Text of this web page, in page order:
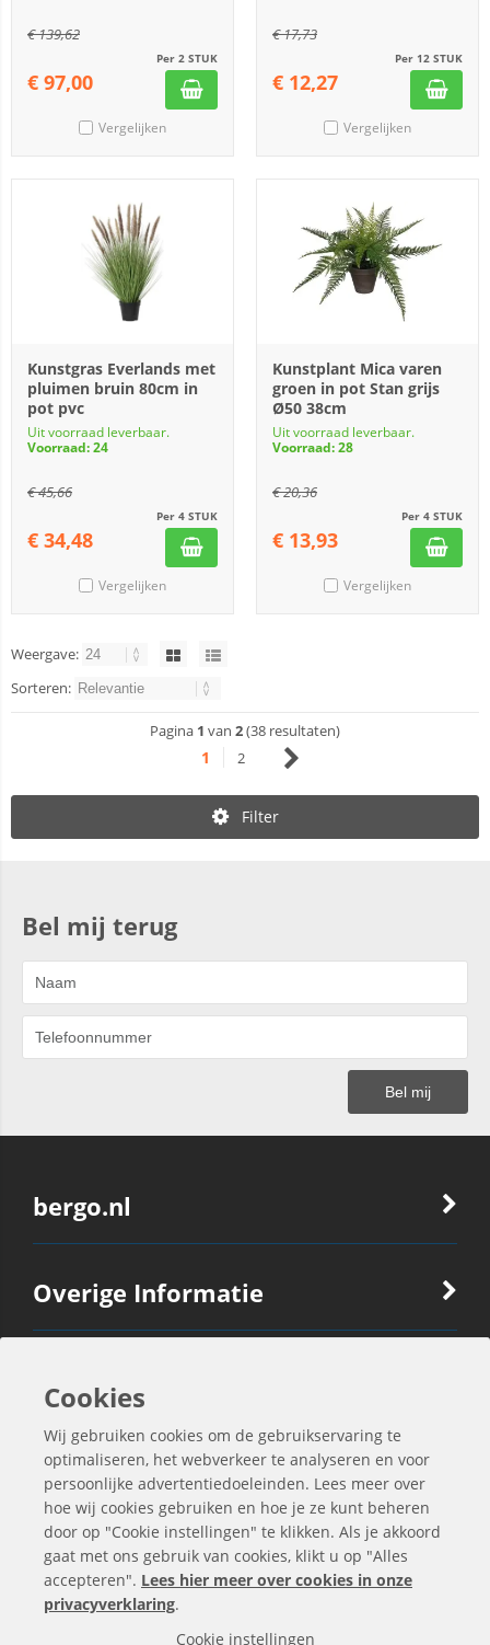
€139,62
Per 2 STUK
€ 97,00
Vergelijken
€17,73
Per 12 STUK
€ 12,27
Vergelijken
Kunstgras Everlands met
pluimen bruin 80cm in
pot pvc
Uit voorraad leverbaar.
Voorraad: 24
€45,66
Per 4 STUK
€ 34,48
Vergelijken
Kunstplant Mica varen
groen in pot Stan grijs
Ø50 38cm
Uit voorraad leverbaar.
Voorraad: 28
€20,36
Per 4 STUK
€ 13,93
Vergelijken
Weergave:
Sorteren:
Pagina 1 van 2(38 resultaten)
1 2
Filter
Bel mij terug
bergo.nl
Overige Informatie
Ook Interessant
Contactgegevens
Cookies
Wij gebruiken cookies om de gebruikservaring te
optimaliseren, het webverkeer te analyseren en voor
persoonlijke advertentiedoeleinden. Lees meer over
hoe wij cookies gebruiken en hoe je ze kunt beheren
door op "Cookie instellingen" te klikken. Als je akkoord
gaat met ons gebruik van cookies, klikt u op "Alles
accepteren". Lees hier meer over cookies in onze
privacyverklaring.
Cookie instellingen